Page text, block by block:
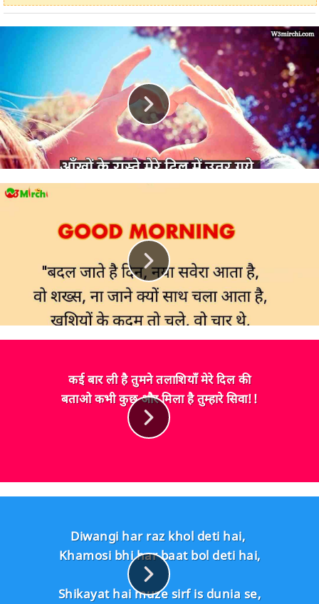
कई बार ली है तुमने तलाशियाँ मेरे दिल की
बताओ कभी कुछ और मिला है तुम्हारे सिवा!!
Diwangi har raz khol deti hai,
Khamosi bhi har baat bol deti hai,
Shikayat hai muze sirf is dunia se,